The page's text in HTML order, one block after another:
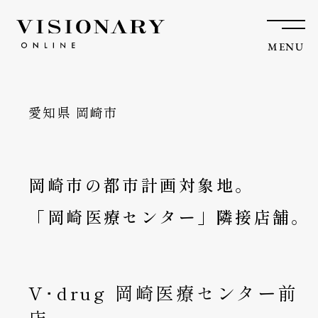
MENU
愛知県 岡崎市
岡崎市の都市計画対象地。
「岡崎医療センター」隣接店舗。
V･drug 岡崎医療センター前